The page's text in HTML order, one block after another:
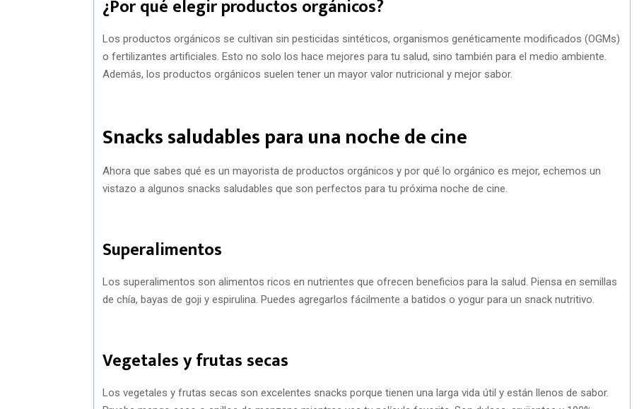
¿Por qué elegir productos orgánicos?
Los productos orgánicos se cultivan sin pesticidas sintéticos, organismos genéticamente modificados (OGMs)
o fertilizantes artificiales. Esto no solo los hace mejores para tu salud, sino también para el medio ambiente.
Además, los productos orgánicos suelen tener un mayor valor nutricional y mejor sabor.
Snacks saludables para una noche de cine
Ahora que sabes qué es un mayorista de productos orgánicos y por qué lo orgánico es mejor, echemos un
vistazo a algunos snacks saludables que son perfectos para tu próxima noche de cine.
Superalimentos
Los superalimentos son alimentos ricos en nutrientes que ofrecen beneficios para la salud. Piensa en semillas
de chía, bayas de goji y espirulina. Puedes agregarlos fácilmente a batidos o yogur para un snack nutritivo.
Vegetales y frutas secas
Los vegetales y frutas secas son excelentes snacks porque tienen una larga vida útil y están llenos de sabor.